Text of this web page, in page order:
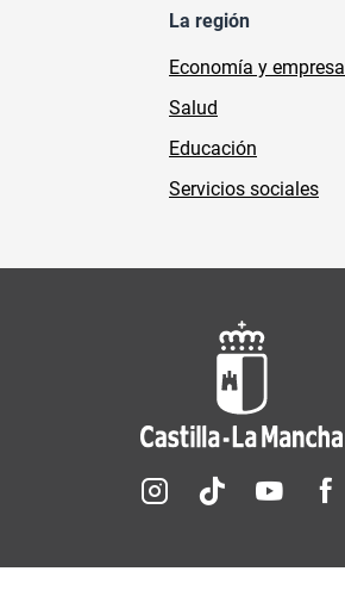
La región
Economía y
Salud
Educación
Servicios sociales
Redes sociales